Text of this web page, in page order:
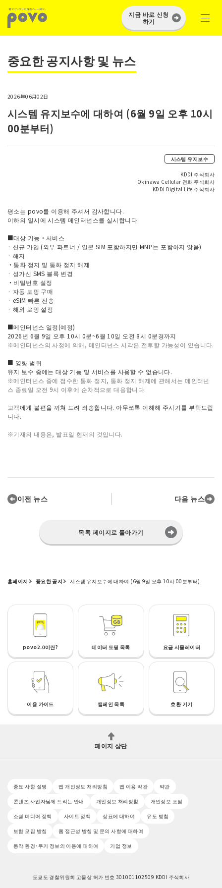
지금 바로 신청
하기
중요한 공지사항 및 뉴스
2026年06月02日
시스템 유지보수에 대하여 (6월 9일 오후 10시
00분부터)
시스템 유지보수
KDDI 주식회사
Okinawa Cellular 전화 주식회사
KDDI Digital Life 주식회사
평소는 povo를 이용해 주셔서 감사합니다.
이하의 일시에 시스템 메인터넌스를 실시합니다.
■대상 기능・서비스
· 신규 가입 (외부 파트너 / 일본 SIM 포함하지만 MNP는 포함하지 않음)
· 해지
・통화 정지 및 통화 정지 해제
· 성가신 SMS 블록 변경
・비밀번호 설정
· 자동 토핑 구매
· eSIM 빠른 전송
· 해외 로밍 설정
■메인터넌스 일정(예정)
2026년 6월 9일 오후 10시 0분~6월 10일 오전 8시 0분경까지
※메인터넌스의 사정에 의해, 메인터넌스 시각은 전후할 가능성이 있습니다.
■ 영향 범위
유지 보수 중에는 대상 기능 및 서비스를 사용할 수 없습니다.
※메인터넌스 중에 접수한 통화 정지, 통화 정지 해제에 관해서는 메인터넌
스 종료일 오전 9시 이후에 순차적으로 대응합니다.
고객에게 불편을 끼쳐 드려 죄송합니다. 아무쪼록 이해해 주시기를 부탁드립
니다.
※기재의 내용은, 발표일 현재의 것입니다.
이전 뉴스 다음 뉴스
목록 페이지로 돌아가기
홈페이지 중요한 공지 시스템 유지보수에 대하여 (6월 9일 오후 10시 00분부터)
povo2.0이란? 데이터 토핑 목록 요금 시뮬레이터
이용 가이드 캠페인 목록 호환 기기
페이지 상단
중요 사항 설명 앱 개인정보 처리방침 앱 이용 약관
약관
콘텐츠 사업자님께 드리는 안내
개인정보 처리방침
개인정보 포털
소셜 미디어 정책
사이트 정책 상표에 대하여
유도 방침
보험 모집 방침
웹 접근성 방침 및 문의 사항에 대하여
동작 환경·쿠키 정보의 이용에 대하여
기업 정보
도쿄도 경찰위원회 고물상 허가 번호 301001102509 KDDI 주식회사